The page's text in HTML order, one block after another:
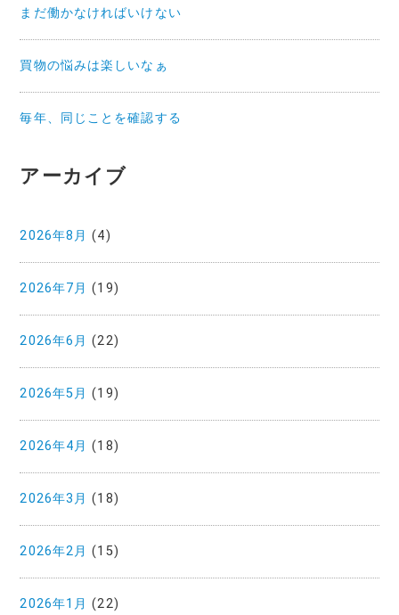
まだ働かなければいけない
買物の悩みは楽しいなぁ
毎年、同じことを確認する
アーカイブ
2026年8月 (4)
2026年7月 (19)
2026年6月 (22)
2026年5月 (19)
2026年4月 (18)
2026年3月 (18)
2026年2月 (15)
2026年1月 (22)